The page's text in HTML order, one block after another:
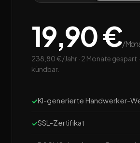
19,90 €/
238,80 €/Jahr · 2 Monate gespart
kündbar.
KI-generierte Handwerker-
SSL-Zertifikat